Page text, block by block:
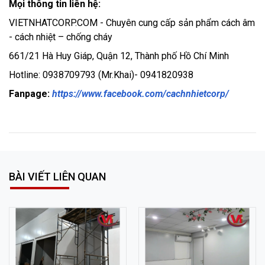
Mọi thông tin liên hệ:
VIETNHATCORP.COM - Chuyên cung cấp sản phẩm cách âm
- cách nhiệt – chống cháy
661/21 Hà Huy Giáp, Quận 12, Thành phố Hồ Chí Minh
Hotline: 0938709793 (Mr.Khai)- 0941820938
Fanpage: https://www.facebook.com/cachnhietcorp/
BÀI VIẾT LIÊN QUAN